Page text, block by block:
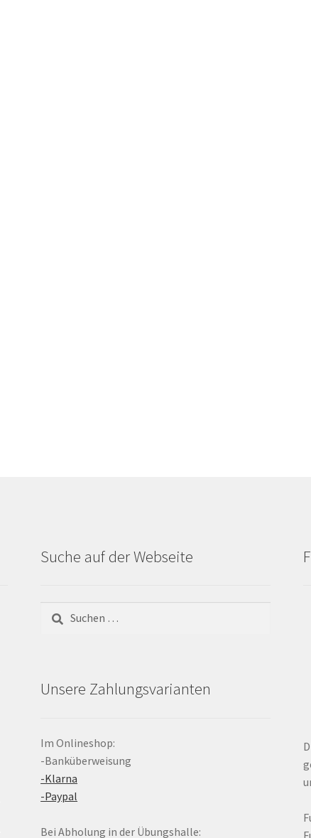
Suche auf der Webseite
nach:
Unsere Zahlungsvarianten
Im Onlineshop:
-Banküberweisung
-Klarna
-Paypal
Bei Abholung in der Übungshalle: